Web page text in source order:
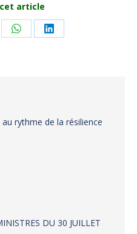
article
Share Share
rythme de la résilience
DU 30 JUILLET